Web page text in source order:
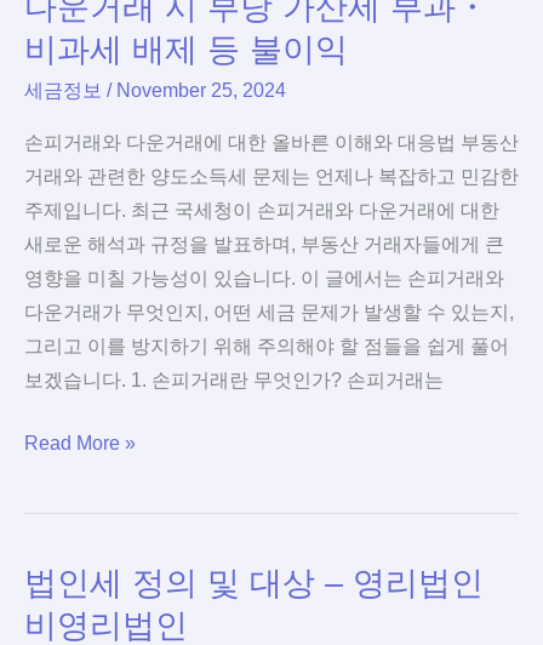
기
놓
쳤
을
때
2026
가
산
세
2
지
산
비과세 배제 등 불이익
세금정보 / November 25, 2024
손피거래와 다운거래에 대한 올바른 이해와 대응법 부동산
거래와 관련한 양도소득세 문제는 언제나 복잡하고 민감한
주제입니다. 최근 국세청이 손피거래와 다운거래에 대한
새로운 해석과 규정을 발표하며, 부동산 거래자들에게 큰
영향을 미칠 가능성이 있습니다. 이 글에서는 손피거래와
다운거래가 무엇인지, 어떤 세금 문제가 발생할 수 있는지,
그리고 이를 방지하기 위해 주의해야 할 점들을 쉽게 풀어
보겠습니다. 1. 손피거래란 무엇인가? 손피거래는
다
거
시
부
Read More »
법인세 정의 및 대상 – 영리법인
비영리법인